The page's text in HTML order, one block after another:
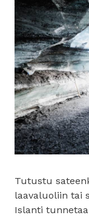
Tutustu
laavaluoliin tai
Islanti